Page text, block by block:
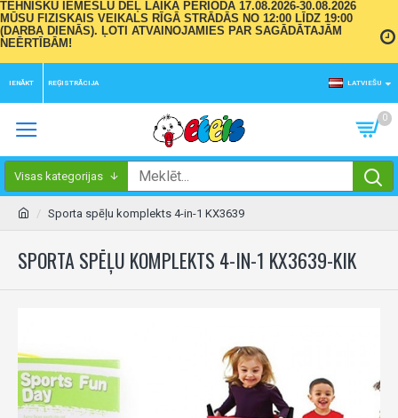
TEHNISKU IEMESLU DĒĻ LAIKA PERIODĀ 17.08.2026-30.08.2026
MŪSU FIZISKAIS VEIKALS RĪGĀ STRĀDĀS NO 12:00 LĪDZ 19:00
(DARBA DIENĀS). ĻOTI ATVAINOJAMIES PAR SAGĀDĀTAJĀM
NEĒRTĪBĀM!
IENĀKT REĢISTRĀCIJA LATVIEŠU
0
Visas kategorijas
Sporta spēļu komplekts 4-in-1 KX3639
SPORTA SPĒĻU KOMPLEKTS 4-IN-1 KX3639-KIK